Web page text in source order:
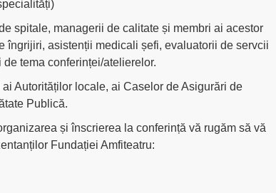
spitale, managerii de calitate și membri ai acestor
îngrijiri, asistenții medicali șefi, evaluatorii de servcii
tema conferinței/atelierelor.
Autorităților locale, ai Caselor de Asigurări de
Publică.
și înscrierea la conferință vă rugăm să vă
Fundației Amfiteatru: